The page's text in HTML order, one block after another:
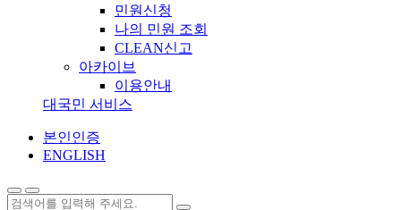
민원신청
나의 민원 조회
CLEAN신고
아카이브
이용안내
대국민 서비스
본인인증
ENGLISH